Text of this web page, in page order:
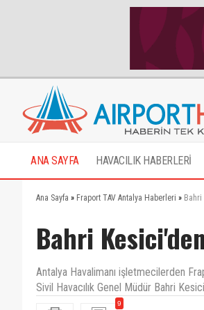
ANA SAYFA HAVACILIK HABERLERİ
Ana Sayfa » Fraport TAV Antalya Haberleri »
Bahri
Antalya Havalimanı işletmecilerden
Sivil Havacılık Genel Müdür Bahri
9